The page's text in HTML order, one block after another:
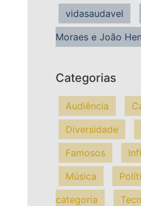
vidasaudavel
Moraes e João
Categorias
Audiência
Diversidade
Famosos
Música
categoria